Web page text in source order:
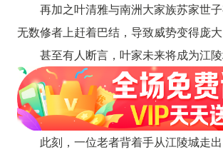
再加之叶清雅与南洲大家族苏家世
无数修者上赶着巴结，导致威势变得庞大
甚至有人断言，叶家未来将成为江陵
此刻，一位老者背着手从江陵城走